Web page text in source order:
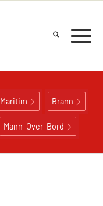
Maritim Brann
Mann-Over-Bord